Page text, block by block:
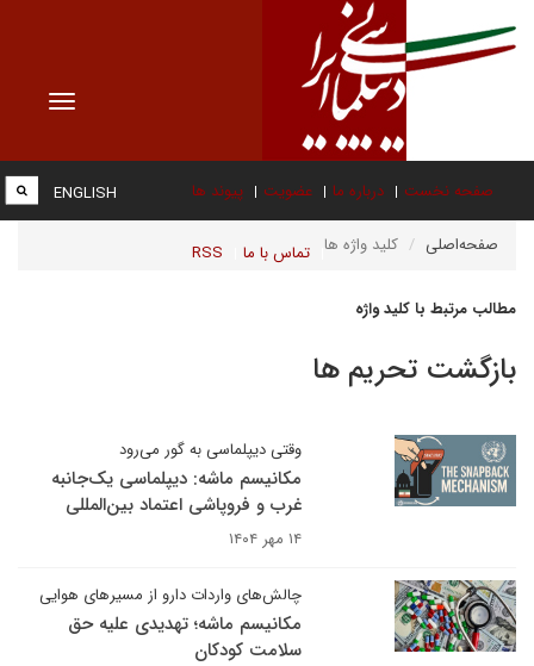
Toggle
صفحه نخست درباره ما عضویت پیوند ها
تماس با ما RSS
ENGLISH
صفحه‌اصلی کلید واژه ها
مطالب مرتبط با کلید واژه
بازگشت تحریم ها
وقتی دیپلماسی به گور می‌رود
مکانیسم ماشه: دیپلماسی یک‌جانبه
غرب و فروپاشی اعتماد بین‌المللی
۱۴ مهر ۱۴۰۴
چالش‌های واردات دارو از مسیرهای هوایی
مکانیسم ماشه؛ تهدیدی علیه حق
سلامت کودکان